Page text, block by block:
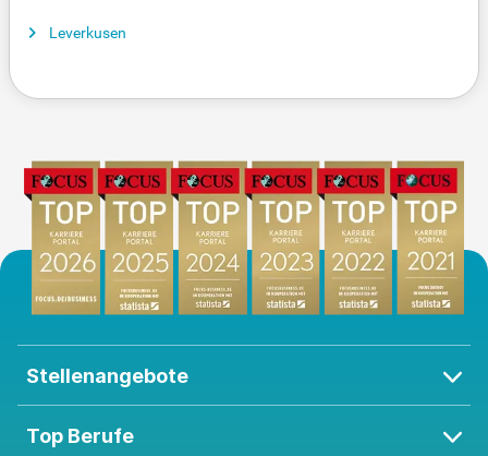
Leverkusen
Stellenangebote
Top Berufe